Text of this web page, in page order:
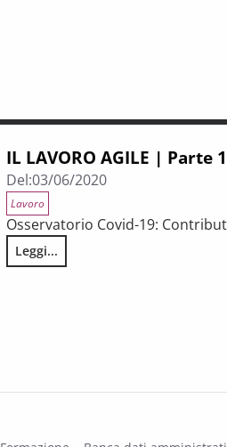
IL LAVORO AGILE |
Del:03/06/2020
Lavoro
Osservatorio Covid-19:
Leggi...
IL LAVORO AGILE | Parte 1: Per